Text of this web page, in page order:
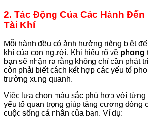
2. Tác Động Của Các Hành Đến
Tài Khí
Mỗi hành đều có ảnh hưởng riêng biệt
khí của con người. Khi hiểu rõ về phong
bạn sẽ nhận ra rằng không chỉ cần phát
còn phải biết cách kết hợp các yếu tố
trường xung quanh.
Việc lựa chọn màu sắc phù hợp với từng
yếu tố quan trọng giúp tăng cường dòng
cuộc sống cá nhân của bạn. Ví dụ: